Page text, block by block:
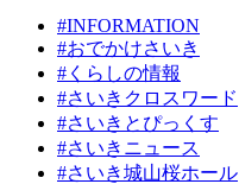
#INFORMATION
#おでかけさいき
#くらしの情報
#さいきクロスワード
#さいきとぴっくす
#さいきニュース
#さいき城山桜ホール